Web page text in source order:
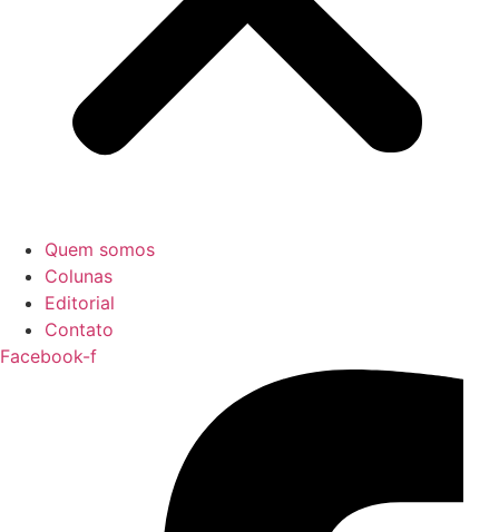
Quem somos
Colunas
Editorial
Contato
Facebook-f